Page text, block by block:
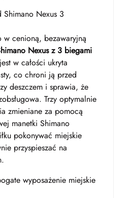
Nexus 3
w cenioną, bezawaryjną
Nexus z 3 biegami
w całości ukryta
co chroni ją przed
deszczem i sprawia, że
Trzy optymalnie
zmieniane za pomocą
manetki Shimano
pokonywać miejskie
przyspieszać na
wyposażenie miejskie